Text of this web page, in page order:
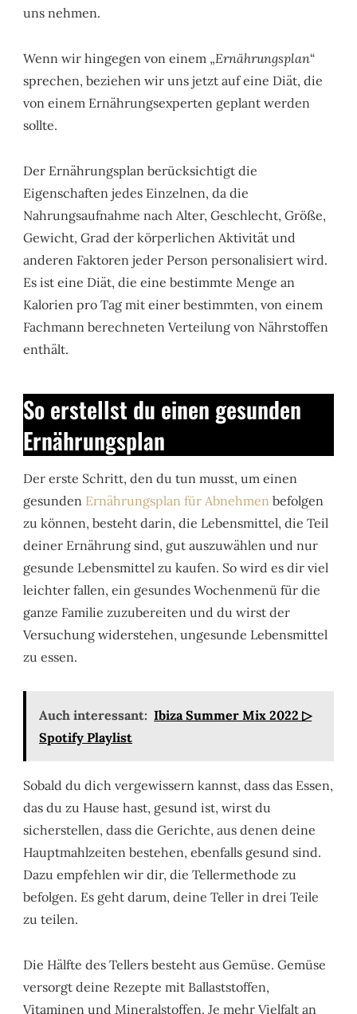
uns nehmen.
Wenn wir hingegen von einem „Ernährungsplan“
sprechen, beziehen wir uns jetzt auf eine Diät, die
von einem Ernährungsexperten geplant werden
sollte.
Der Ernährungsplan berücksichtigt die
Eigenschaften jedes Einzelnen, da die
Nahrungsaufnahme nach Alter, Geschlecht, Größe,
Gewicht, Grad der körperlichen Aktivität und
anderen Faktoren jeder Person personalisiert wird.
Es ist eine Diät, die eine bestimmte Menge an
Kalorien pro Tag mit einer bestimmten, von einem
Fachmann berechneten Verteilung von Nährstoffen
enthält.
So erstellst du einen gesunden
Ernährungsplan
Der erste Schritt, den du tun musst, um einen
gesunden Ernährungsplan für Abnehmen befolgen
zu können, besteht darin, die Lebensmittel, die Teil
deiner Ernährung sind, gut auszuwählen und nur
gesunde Lebensmittel zu kaufen. So wird es dir viel
leichter fallen, ein gesundes Wochenmenü für die
ganze Familie zuzubereiten und du wirst der
Versuchung widerstehen, ungesunde Lebensmittel
zu essen.
Auch interessant: Ibiza Summer Mix 2022 ▷
Spotify Playlist
Sobald du dich vergewissern kannst, dass das Essen,
das du zu Hause hast, gesund ist, wirst du
sicherstellen, dass die Gerichte, aus denen deine
Hauptmahlzeiten bestehen, ebenfalls gesund sind.
Dazu empfehlen wir dir, die Tellermethode zu
befolgen. Es geht darum, deine Teller in drei Teile
zu teilen.
Die Hälfte des Tellers besteht aus Gemüse. Gemüse
versorgt deine Rezepte mit Ballaststoffen,
Vitaminen und Mineralstoffen. Je mehr Vielfalt an